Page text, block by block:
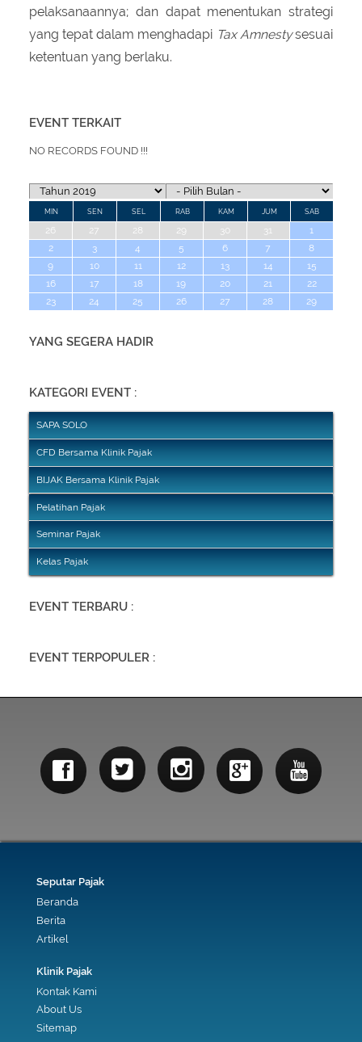
pelaksanaannya; dan dapat menentukan strategi
yang tepat dalam menghadapi Tax Amnestysesuai
ketentuan yang berlaku.
EVENT TERKAIT
NO RECORDS FOUND !!!
MIN SEN SEL RAB KAM JUM SAB
26 27 28 29 30 31
1
2
3 4 5 6 7
8
9
10 11 12 13 14
15
16
17 18 19 20 21
22
23
24 25 26 27 28 29
YANG SEGERA HADIR
KATEGORI EVENT :
SAPA SOLO
CFD Bersama Klinik Pajak
BIJAK Bersama Klinik Pajak
Pelatihan Pajak
Seminar Pajak
Kelas Pajak
EVENT TERBARU :
EVENT TERPOPULER :
Seputar Pajak
Beranda
Berita
Artikel
Klinik Pajak
Kontak Kami
About Us
Sitemap